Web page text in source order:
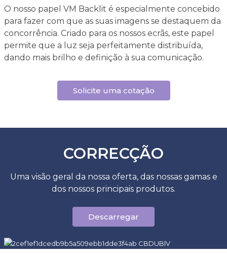
O nosso papel VM Backlit é especialmente concebido
para fazer com que as suas imagens se destaquem da
concorrência. Criado para os nossos ecrãs, este papel
permite que a luz seja perfeitamente distribuída,
dando mais brilho e definição à sua comunicação.
Solicite uma cotação
CORRECÇÃO
Uma visão geral da nossa oferta, das nossas gamas e
dos nossos principais produtos.
Descarregar